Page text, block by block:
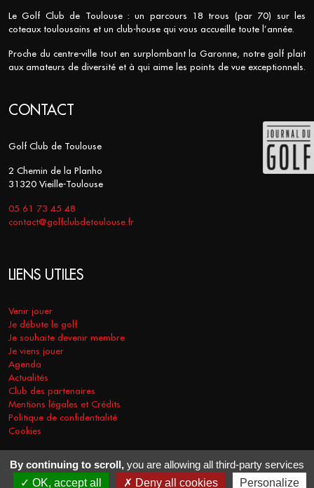
Le Golf Club de Toulouse : un parcours 18 trous (par 70) sur les
coteaux toulousains et un club-house qui vous accueille toute l’année.
Proche du centre-ville tout en surplombant la Garonne, notre golf plait
aux amateurs de diversité et à qui aime les points de vue exceptionnels.
CONTACT
Golf Club de Toulouse
2 Chemin de la Planho
31320 Vieille-Toulouse
05 61 73 45 48
contact@golfclubdetoulouse.fr
LIENS UTILES
Venir jouer
Je débute le golf
Je souhaite devenir membre
Je viens jouer
Agenda
Actualités
Club des partenaires
Mentions légales et Crédits
Politique de confidentialité
Cookies
COPYRIGHT © 2026 - GOLF CLUB DE TOULOUSE. TOUS DROITS
By continuing to scroll, you are allowing all third-party services
OK, accept all
Deny all cookies Personalize